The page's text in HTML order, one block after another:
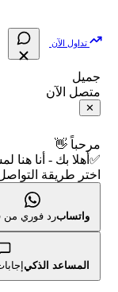
فلتر الأسهم
📋 جميع الأسهم
🕌 الأسهم الحلال
👨‍🏫 العلماء
📈 حاسبة عائد
📊 حاسبة الربح
🧮 حاسبة
📅 التقويم
🕐 أوقات عمل
📅 المؤشرات
سياسة تقييم
شركات التداول
الإبلاغ عن
شروط
سياسة
تداول الآن
جميل
متصل الآن
✕
مرحباً 👋
✅أهلا بك - أنا
اختر طريقة
واتسابرد فوري من
المساعد الذكي